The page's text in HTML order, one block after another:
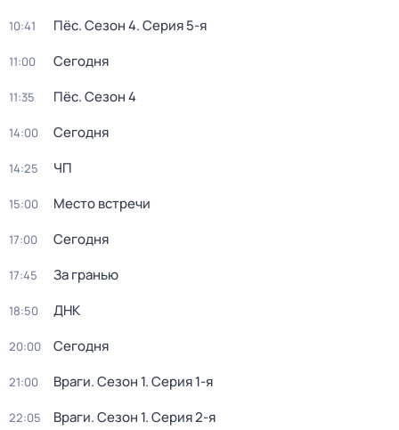
10:41 Пёс. Сезон 4. Серия 5-я
11:00 Сегодня
11:35 Пёс. Сезон 4
14:00 Сегодня
14:25 ЧП
15:00 Место встречи
17:00 Сегодня
17:45 За гранью
18:50 ДНК
20:00 Сегодня
21:00 Враги. Сезон 1. Серия 1-я
22:05 Враги. Сезон 1. Серия 2-я